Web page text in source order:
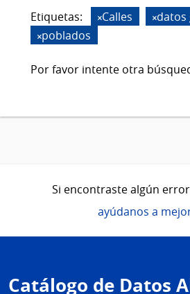
Etiquetas: Calles
datos
poblados
Por favor intente otra
Si encontraste algún
ayúdanos a
deCatálogo de Datos